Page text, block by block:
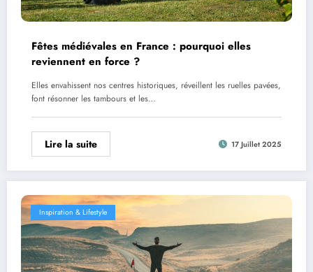
Fêtes médiévales en France : pourquoi elles
reviennent en force ?
Elles envahissent nos centres historiques, réveillent les ruelles pavées,
font résonner les tambours et les…
Lire la suite 17 Juillet 2025
Inspiration & Lifestyle